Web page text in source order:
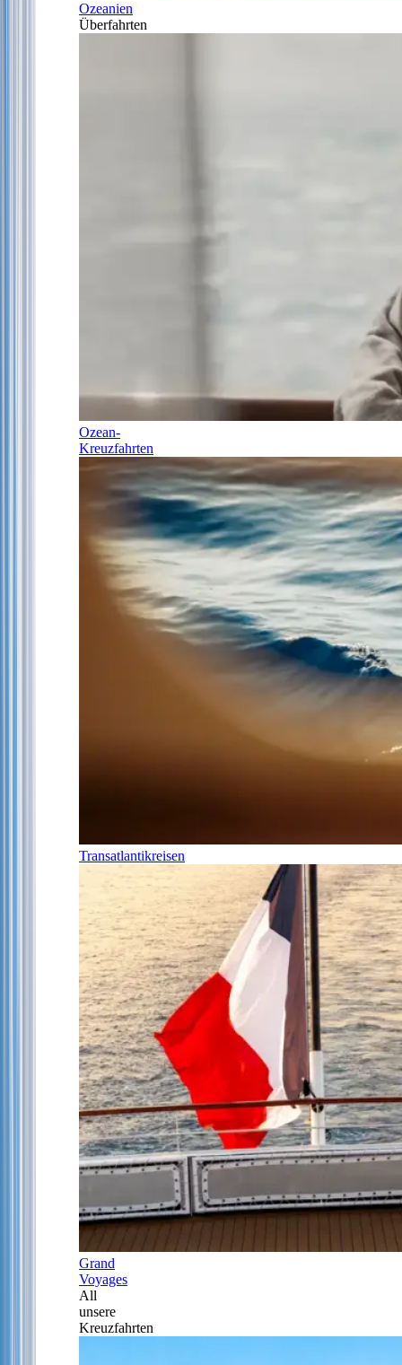
Ozeanien
Überfahrten
Ozean-
Kreuzfahrten
Transatlantikreisen
Grand
Voyages
All
unsere
Kreuzfahrten